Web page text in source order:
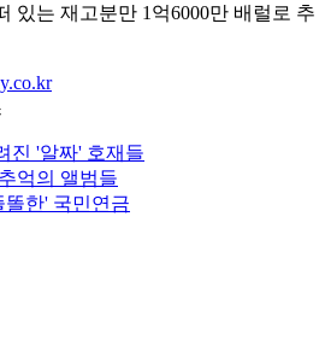
있는 재고분만 1억6000만 배럴로 추
진 '알짜' 호재들
억의 앨범들
똘한' 국민연금